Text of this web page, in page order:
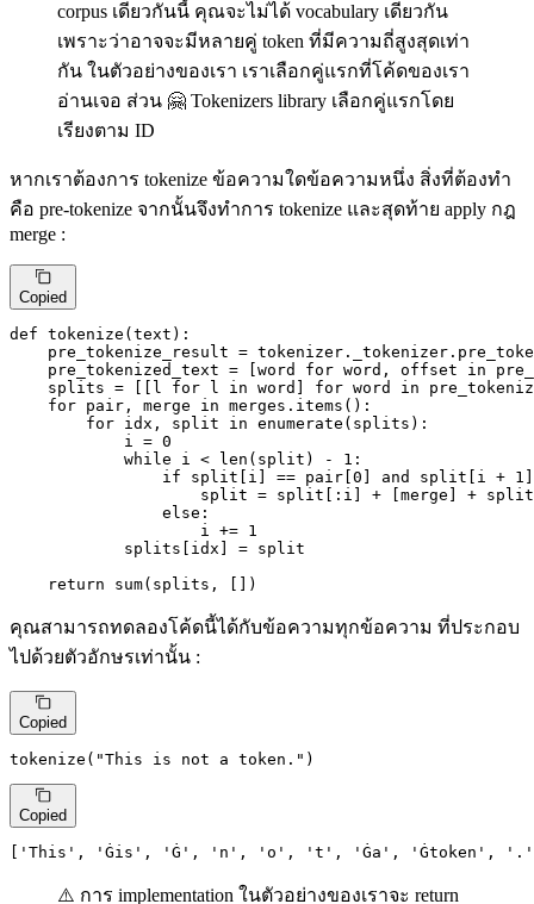
corpus เดียวกันนี้ คุณจะไม่ได้ vocabulary เดียวกัน
เพราะว่าอาจจะมีหลายคู่ token ที่มีความถี่สูงสุดเท่า
กัน ในตัวอย่างของเรา เราเลือกคู่แรกที่โค้ดของเรา
อ่านเจอ ส่วน 🤗 Tokenizers library เลือกคู่แรกโดย
เรียงตาม ID
หากเราต้องการ tokenize ข้อความใดข้อความหนึ่ง สิ่งที่ต้องทำ
คือ pre-tokenize จากนั้นจึงทำการ tokenize และสุดท้าย apply กฎ
merge :
Copied
def tokenize (text ):
pre_tokenize_result =
    pre_tokenized_text = [word
for word, offset in
    splits = [[l
for l in word] for word in
for pair, merge in merges.items():
for idx, split in enumerate (splits):
            i =
0
while i < len (split) - 1 :
if split[i] == pair[0 ] and split[i + 1
split = split[:i] + [merge] +
else :
                    i +=
1
            splits[idx] = split
return
sum(splits, [])
คุณสามารถทดลองโค้ดนี้ได้กับข้อความทุกข้อความ ที่ประกอบ
ไปด้วยตัวอักษรเท่านั้น :
Copied
tokenize( "This is not a token." )
Copied
'This' , 'Ġis' , 'Ġ' , 'n' , 'o' , 't' , 'Ġa' , 'Ġtoken' , '.'
⚠️ การ implementation ในตัวอย่างของเราจะ return